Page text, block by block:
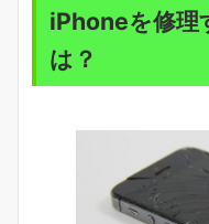
iPhoneを修理
は？